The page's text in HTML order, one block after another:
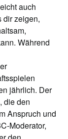
auch
dir zeigen,
Während
jährlich. Der
die den
Anspruch und
Moderator,